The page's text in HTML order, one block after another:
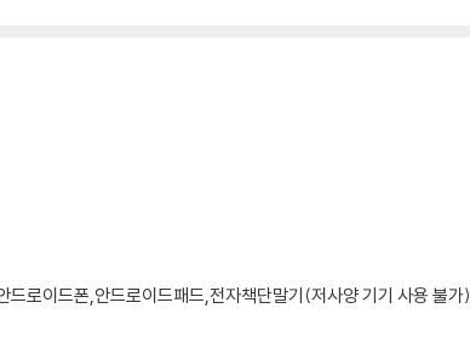
로이드폰,안드로이드패드,전자책단말기(저사양 기기 사용 불가)